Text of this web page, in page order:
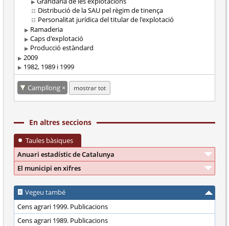
Distribució de la SAU pel règim de tinença
Personalitat jurídica del titular de l'explotació
Ramaderia
Caps d'explotació
Producció estàndard
2009
1982, 1989 i 1999
Campllong mostrar tot
En altres seccions
Taules bàsiques
Anuari estadístic de Catalunya
El municipi en xifres
Vegeu també
Cens agrari 1999. Publicacions
Cens agrari 1989. Publicacions